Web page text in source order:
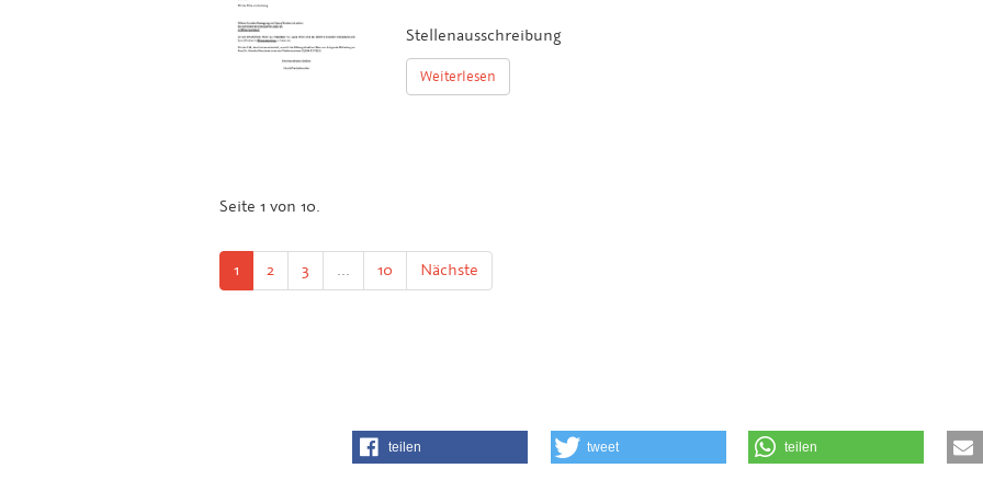
Stellenausschreibung
Weiterlesen
Seite 1 von 10.
1 2 3 ... 10 Nächste
teilen tweet teilen